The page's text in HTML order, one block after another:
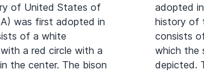
of United States of
was first adopted in
of a white
a red circle with a
the center. The bison
adopted
history of
consists
which the
depicted.